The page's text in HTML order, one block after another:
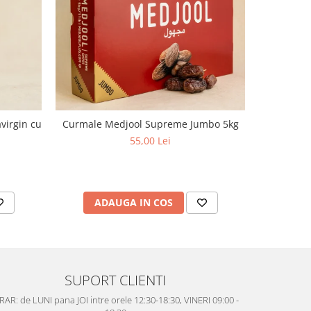
cu
Curmale Medjool Supreme Jumbo 5kg
55,00 Lei
ADAUGA IN COS
SUPORT CLIENTI
de LUNI pana JOI intre orele 12:30-18:30, VINERI 09:00 -